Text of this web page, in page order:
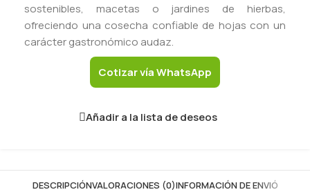
sostenibles, macetas o jardines de hierbas,
ofreciendo una cosecha confiable de hojas con un
carácter gastronómico audaz.
Cotizar vía WhatsApp
Añadir a la lista de deseos
DESCRIPCIÓNVALORACIONES (0)INFORMACIÓN DE ENVIÓ